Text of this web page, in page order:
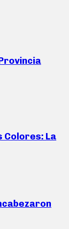
Colores: La